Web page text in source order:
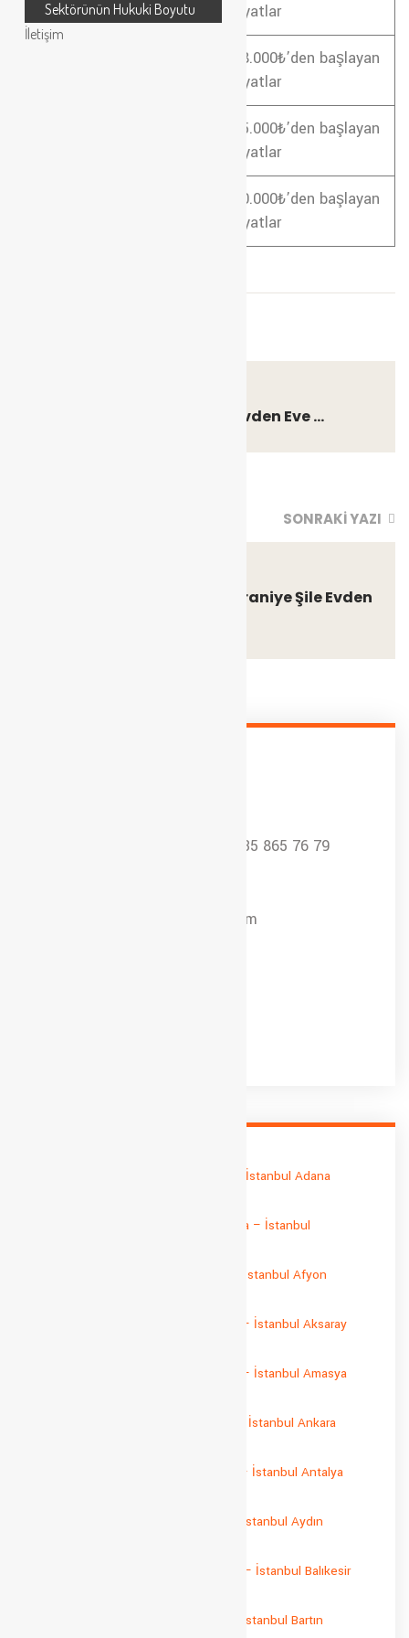
Fiyatı
fiyatlar
28.000₺’den başlayan
fiyatlar
25.000₺’den başlayan
fiyatlar
10.000₺’den başlayan
fiyatlar
Şile Şişli Nakliye – Şişli Şile Evden Eve ...
SONRAKI YAZI
Şile Ümraniye Nakliye – Ümraniye Şile Evden
+90 535 865 76 79
info@istanbulsevkiyat.com
İstanbul Adana Parça Yük Taşıma – İstanbul Adana
İstanbul Adıyaman Parça Yük Taşıma – İstanbul
İstanbul Afyon Parça Yük Taşıma – İstanbul Afyon
İstanbul Aksaray Parça Yük Taşıma – İstanbul Aksaray
İstanbul Amasya Parça Yük Taşıma – İstanbul Amasya
İstanbul Ankara Parça Yük Taşıma – İstanbul Ankara
İstanbul Antalya Parça Yük Taşıma – İstanbul Antalya
İstanbul Aydın Parça Yük Taşıma – İstanbul Aydın
İstanbul Balıkesir Parça Yük Taşıma – İstanbul Balıkesir
İstanbul Bartın Parça Yük Taşıma – İstanbul Bartın
Sektörünün Hukuki Boyutu
İletişim